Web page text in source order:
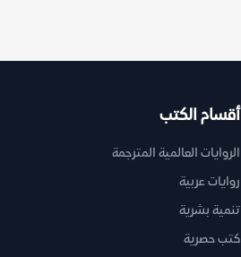
أقسام الكتب
الروايات العالمية المترجمة
روايات عربية
تنمية بشرية
كتب حصرية